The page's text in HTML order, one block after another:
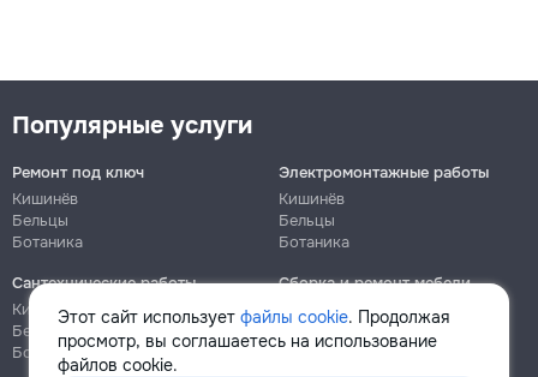
Этот сайт использует файлы cookie. Продолжая
просмотр, вы соглашаетесь на использование
файлов cookie.
Популярные услуги
Ремонт под ключ
Кишинёв
Бельцы
Ботаника
Электромонтажные работы
Кишинёв
Бельцы
Ботаника
Сантехнические работы
Кишинёв
Бельцы
Ботаника
Сборка и ремонт мебели
Кишинёв
Ботаника